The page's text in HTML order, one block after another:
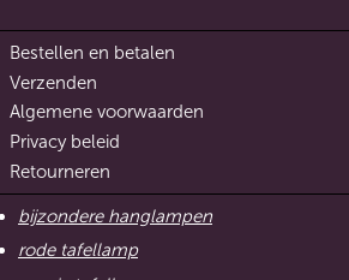
Bestellen en betalen
Verzenden
Algemene voorwaarden
Privacy beleid
Retourneren
bijzondere hanglampen
rode tafellamp